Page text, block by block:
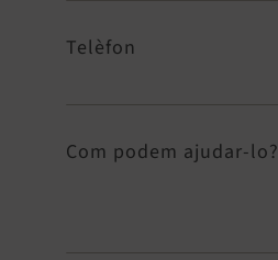
Telèfon
Com podem ajudar-lo?